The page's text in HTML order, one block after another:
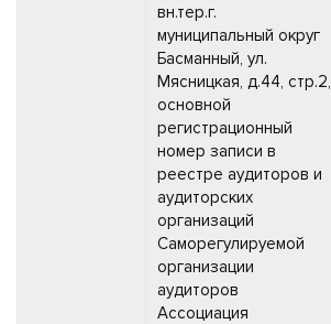
вн.тер.г.
муниципальный округ
Басманный, ул.
Мясницкая, д.44, стр.2,
основной
регистрационный
номер записи в
реестре аудиторов и
аудиторских
организаций
Саморегулируемой
организации
аудиторов
Ассоциация